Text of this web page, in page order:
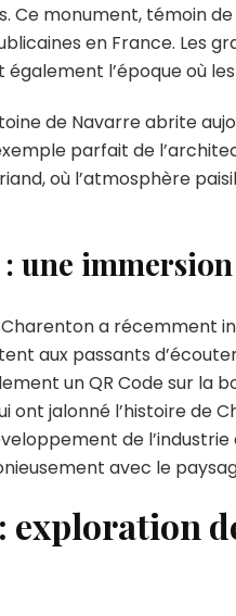
Ce monument, témoin
en France. Les
l’époque où
de Navarre abrite
parfait de
où l’atmosphère
une
Charenton a récemment
aux passants
un QR Code sur la
jalonné l’histoire de
de l’industrie
avec le